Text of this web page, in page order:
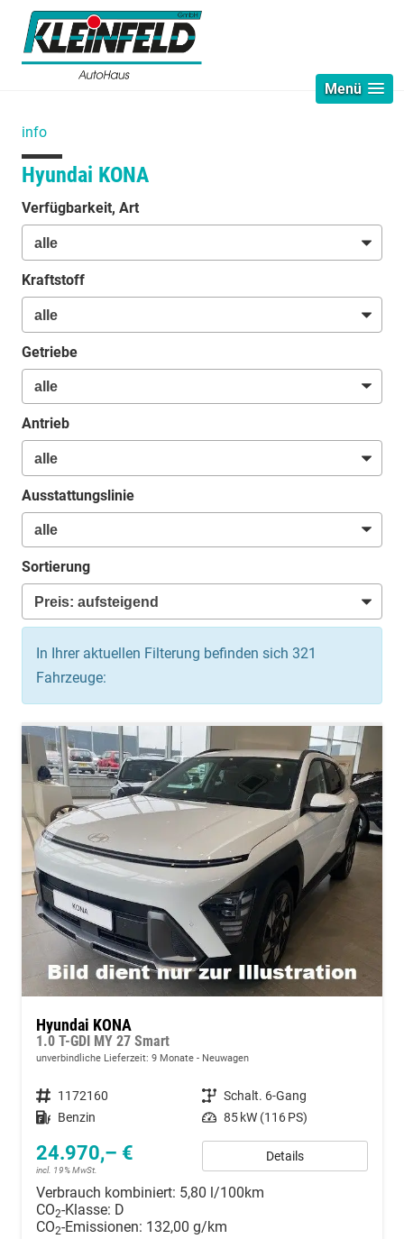
Menü
info
Hyundai KONA
Verfügbarkeit, Art
Kraftstoff
Getriebe
Antrieb
Ausstattungslinie
Sortierung
In Ihrer aktuellen Filterung befinden sich 321
Fahrzeuge:
Hyundai KONA
1.0 T-GDI MY 27 Smart
unverbindliche Lieferzeit: 9 Monate Neuwagen
Fahrzeugnummer 1172160 Getriebe Schalt. 6-Gang
Kraftstoff Benzin Leistung 85 kW (116 PS)
24.970,– €
incl. 19% MwSt.
Details
Verbrauch kombiniert: 5,80 l/100km
CO2-Klasse: D
CO2-Emissionen: 132,00 g/km